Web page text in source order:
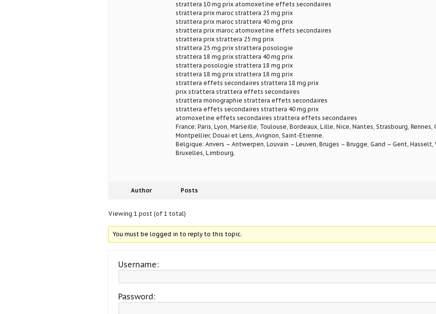
strattera 10 mg prix atomoxetine effets secondaires
strattera prix maroc strattera 25 mg prix
strattera prix maroc strattera 40 mg prix
strattera prix maroc atomoxetine effets secondaires
strattera prix strattera 25 mg prix
strattera 25 mg prix strattera posologie
strattera 18 mg prix strattera 40 mg prix
strattera posologie strattera 18 mg prix
strattera 18 mg prix strattera 18 mg prix
strattera effets secondaires strattera 18 mg prix
prix strattera strattera effets secondaires
strattera monographie strattera effets secondaires
strattera effets secondaires strattera 40 mg prix
atomoxetine effets secondaires strattera effets secondaires
France: Paris, Lyon, Marseille, Toulouse, Bordeaux, Lille, Nice, Nantes, Strasbourg, Rennes,
Montpellier, Douai et Lens, Avignon, Saint-Etienne.
Belgique: Anvers – Antwerpen, Louvain – Leuven, Bruges – Brugge, Gand – Gent, Hasselt,
Bruxelles, Limbourg.
Author Posts
Viewing 1 post (of 1 total)
You must be logged in to reply to this topic.
Username:
Password: